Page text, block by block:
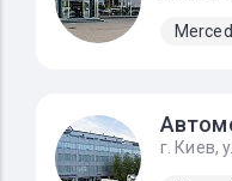
г. Киев,